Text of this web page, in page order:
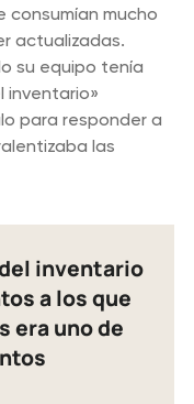
consumían mucho
actualizadas.
su equipo tenía
inventario»
para responder a
las
inventario
a los que
era uno de